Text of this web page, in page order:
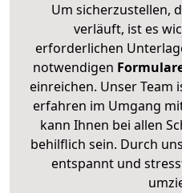
Um sicherzustellen,
verläuft, ist es
erforderlichen
notwendigen
einreichen. Unser Team
erfahren im Umgang
kann Ihnen bei allen
behilflich sein. Durch
entspannt und